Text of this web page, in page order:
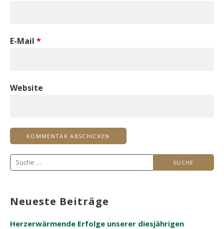
E-Mail *
Website
Suche
Neueste Beiträge
Herzerwärmende Erfolge unserer diesjährigen